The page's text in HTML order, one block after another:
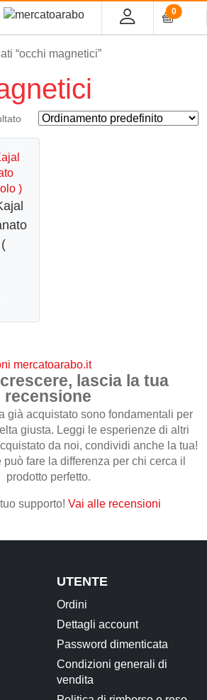
0
“occhi magnetici”
lascia la tua
recensione
già acquistato sono fondamentali per
giusta. Leggi le esperienze di altri
da noi, condividi anche la tua!
può fare la differenza per chi cerca il
prodotto perfetto.
supporto! Vai alle recensioni
UTENTE
Ordini
Dettagli account
Password dimenticata
Condizioni generali di
vendita